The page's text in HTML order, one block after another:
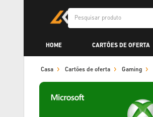
HOME CARTÕES DE OFERTA
Casa Cartões de oferta Gaming